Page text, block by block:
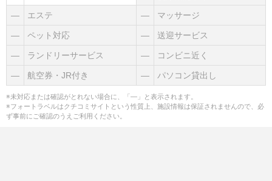
― エステ ― マッサージ
― ペット対応 ― 送迎サービス
― ランドリーサービス ― コンビニ近く
― 航空券・JR付き ― パソコン貸出し
※未対応または確認がとれない場合に、「―」と表示されます。
※フォートラベルはクチコミサイトという性質上、施設情報は保証されませんので、必
ず事前にご確認のうえご利用ください。